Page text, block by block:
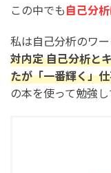
この中でも自己分
私は自己分析のワ
対内定 自己分析と
たが「一番輝く」
の本を使って勉強し